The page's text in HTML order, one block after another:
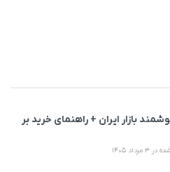
بازار ایران + راهنمای خرید بر